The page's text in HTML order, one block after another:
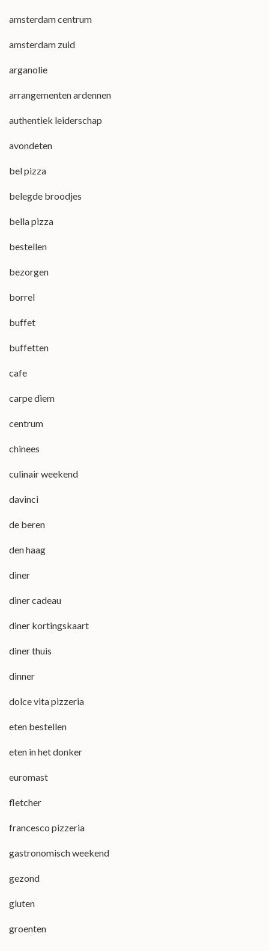
amsterdam centrum
amsterdam zuid
arganolie
arrangementen ardennen
authentiek leiderschap
avondeten
bel pizza
belegde broodjes
bella pizza
bestellen
bezorgen
borrel
buffet
buffetten
cafe
carpe diem
centrum
chinees
culinair weekend
davinci
de beren
den haag
diner
diner cadeau
diner kortingskaart
diner thuis
dinner
dolce vita pizzeria
eten bestellen
eten in het donker
euromast
fletcher
francesco pizzeria
gastronomisch weekend
gezond
gluten
groenten